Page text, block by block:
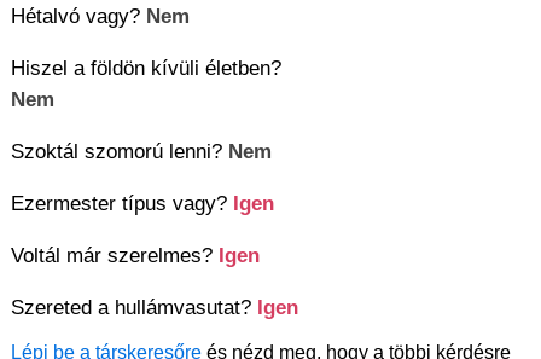
Hétalvó vagy? Nem
Hiszel a földön kívüli életben?
Nem
Szoktál szomorú lenni? Nem
Ezermester típus vagy? Igen
Voltál már szerelmes? Igen
Szereted a hullámvasutat? Igen
Lépj be a társkeresőre és nézd meg, hogy a többi kérdésre